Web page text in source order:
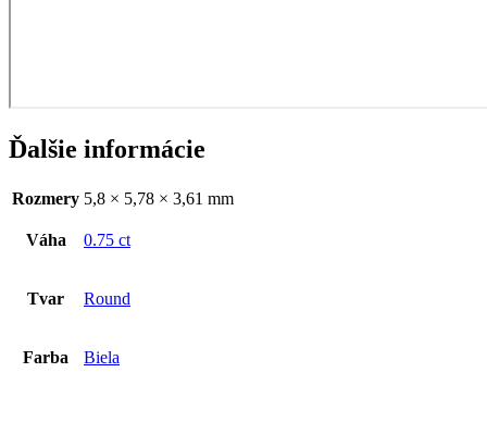
Ďalšie informácie
Rozmery 5,8 × 5,78 × 3,61 mm
Váha 0.75 ct
Tvar Round
Farba Biela